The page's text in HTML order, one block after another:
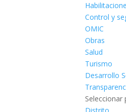
Control y
OMIC
Obras
Salud
Turismo
Desarrollo
Seleccionar